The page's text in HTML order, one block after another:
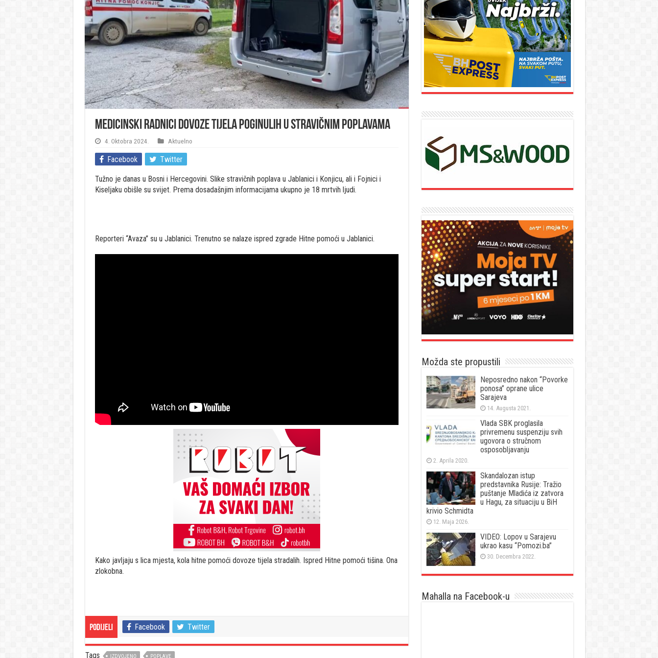
Medicinski radnici dovoze tijela poginulih u stravičnim poplavama
4. Oktobra 2024. Aktuelno
Facebook Twitter
Tužno je danas u Bosni i Hercegovini. Slike stravičnih poplava u Jablanici i Konjicu, ali i Fojnici i
Kiseljaku obišle su svijet. Prema dosadašnjim informacijama ukupno je 18 mrtvih ljudi.
Reporteri “Avaza” su u Jablanici. Trenutno se nalaze ispred zgrade Hitne pomoći u Jablanici.
Kako javljaju s lica mjesta, kola hitne pomoći dovoze tijela stradalih. Ispred Hitne pomoći tišina. Ona
zlokobna.
Podijeli Facebook Twitter
Tags IZDVOJENO POPLAVE
Možda ste propustili
Neposredno nakon “Povorke
ponosa” oprane ulice
Sarajeva
14. Augusta 2021.
Vlada SBK proglasila
privremenu suspenziju svih
ugovora o stručnom
osposobljavanju
2. Aprila 2020.
Skandalozan istup
predstavnika Rusije: Tražio
puštanje Mladića iz zatvora
u Hagu, za situaciju u BiH
krivio Schmidta
12. Maja 2026.
VIDEO: Lopov u Sarajevu
ukrao kasu “Pomozi.ba”
30. Decembra 2022.
Mahalla na Facebook-u